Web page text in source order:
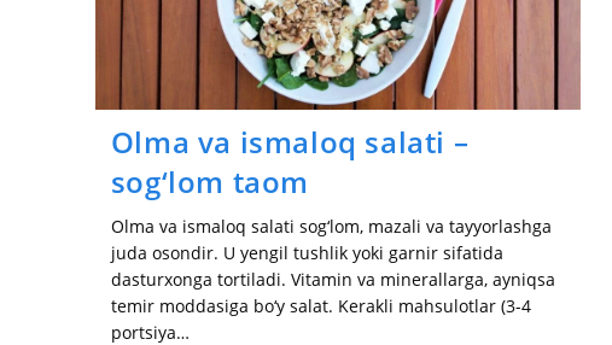
Olma va ismaloq salati –
sog‘lom taom
Olma va ismaloq salati sog‘lom, mazali va tayyorlashga
juda osondir. U yengil tushlik yoki garnir sifatida
dasturxonga tortiladi. Vitamin va minerallarga, ayniqsa
temir moddasiga bo‘y salat. Kerakli mahsulotlar (3-4
portsiya…